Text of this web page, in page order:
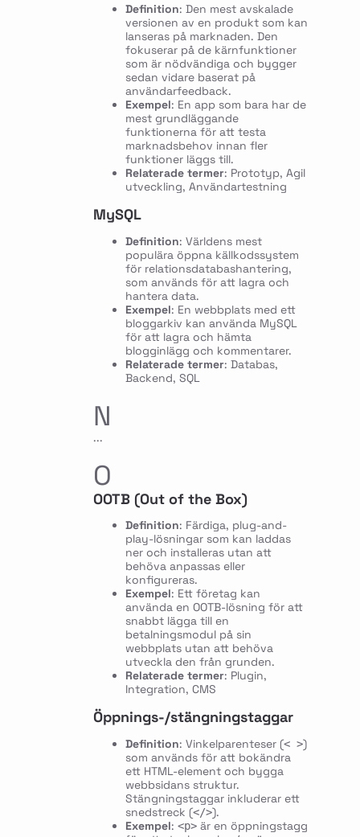
Definition: Den mest avskalade
versionen av en produkt som kan
lanseras på marknaden. Den
fokuserar på de kärnfunktioner
som är nödvändiga och bygger
sedan vidare baserat på
användarfeedback.
Exempel: En app som bara har de
mest grundläggande
funktionerna för att testa
marknadsbehov innan fler
funktioner läggs till.
Relaterade termer: Prototyp, Agil
utveckling, Användartestning
MySQL
Definition: Världens mest
populära öppna källkodssystem
för relationsdatabashantering,
som används för att lagra och
hantera data.
Exempel: En webbplats med ett
bloggarkiv kan använda MySQL
för att lagra och hämta
blogginlägg och kommentarer.
Relaterade termer: Databas,
Backend, SQL
N
...
O
OOTB (Out of the Box)
Definition: Färdiga, plug-and-
play-lösningar som kan laddas
ner och installeras utan att
behöva anpassas eller
konfigureras.
Exempel: Ett företag kan
använda en OOTB-lösning för att
snabbt lägga till en
betalningsmodul på sin
webbplats utan att behöva
utveckla den från grunden.
Relaterade termer: Plugin,
Integration, CMS
Öppnings-/stängningstaggar
Definition: Vinkelparenteser (< >)
som används för att bokändra
ett HTML-element och bygga
webbsidans struktur.
Stängningstaggar inkluderar ett
snedstreck (</>).
Exempel: <p>är en öppningstagg